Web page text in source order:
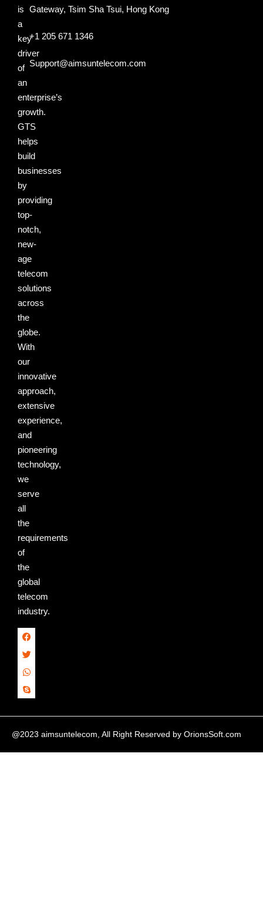
is
a
key
driver
of
an
enterprise’s
growth.
GTS
helps
build
businesses
by
providing
top-
notch,
new-
age
telecom
solutions
across
the
globe.
With
our
innovative
approach,
extensive
experience,
and
pioneering
technology,
we
serve
all
the
requirements
of
the
global
telecom
industry.
Gateway, Tsim Sha Tsui, Hong Kong
+1 205 671 1346
Support@aimsuntelecom.com
@2023 aimsuntelecom, All Right Reserved by OrionsSoft.com